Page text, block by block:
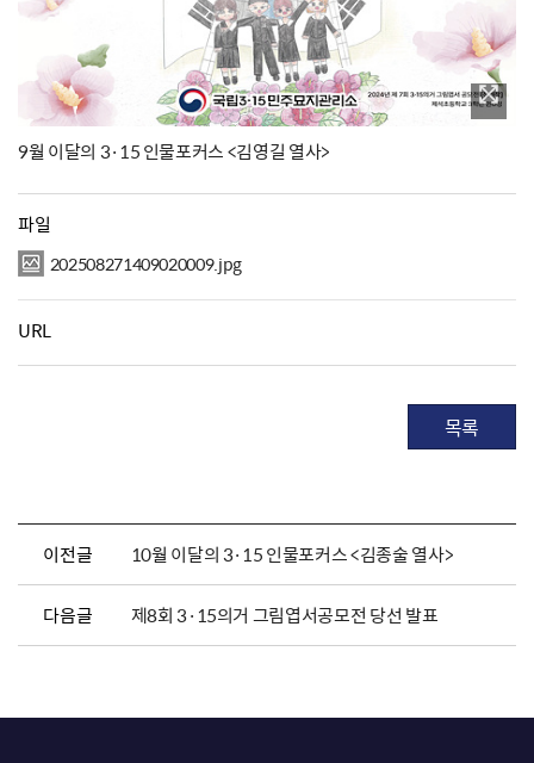
9월 이달의 3·15 인물포커스 <김영길 열사>
파일
202508271409020009.jpg
URL
목록
이전글 10월 이달의 3·15 인물포커스 <김종술 열사>
다음글 제8회 3·15의거 그림엽서공모전 당선 발표